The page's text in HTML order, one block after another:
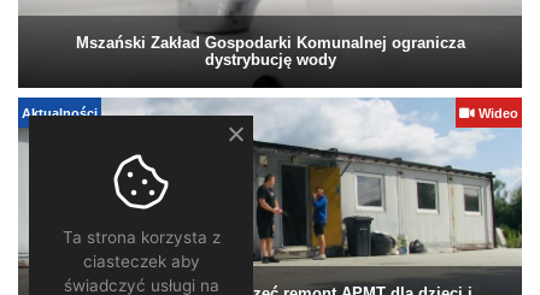
Mszański Zakład Gospodarki Komunalnej ogranicza
dystrybucję wody
Aktualności Wideo
Ta strona korzysta z
ciasteczek aby
świadczyć usługi na